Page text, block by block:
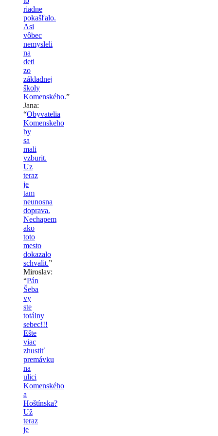
riadne
pokašľalo.
Asi
vôbec
nemysleli
na
deti
zo
základnej
školy
Komenského.”
Jana:
“Obyvatelia
Komenskeho
by
sa
mali
vzburit.
Uz
teraz
je
tam
neunosna
doprava.
Nechapem
ako
toto
mesto
dokazalo
schvalit.”
Miroslav:
“Pán
Šeba
vy
ste
totálny
sebec!!!
Ešte
viac
zhustiť
premávku
na
ulici
Komenského
a
Hoštínska?
Už
teraz
je